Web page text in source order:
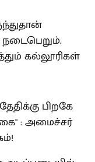
கல்லூரிகள்